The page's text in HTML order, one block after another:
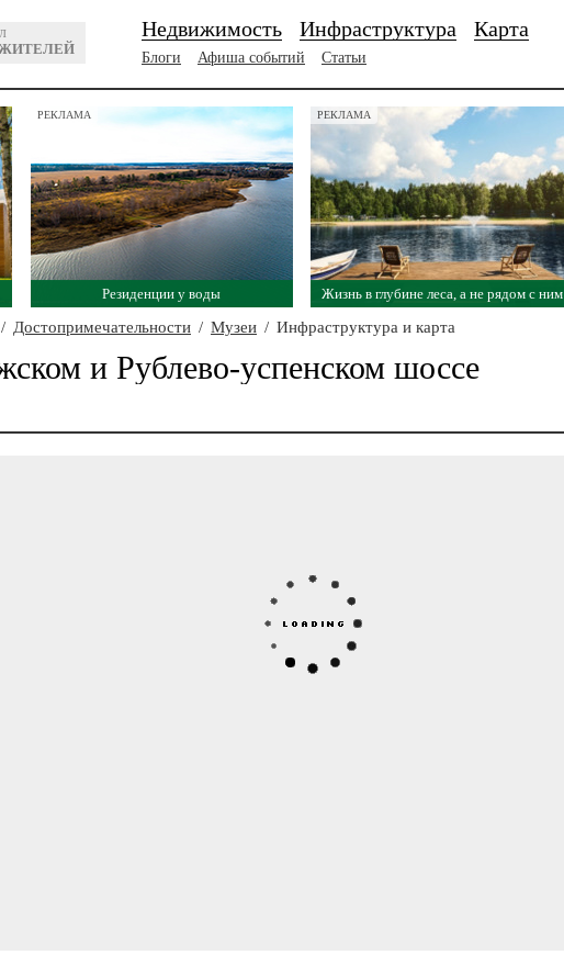
Недвижимость Инфраструктура Карта
Блоги Афиша событий Статьи
РЕКЛАМА
Резиденции у воды
РЕКЛАМА
Жизнь в глубине леса, а не рядом с ним
/ Достопримечательности / Музеи / Инфраструктура и карта
и Рублево-успенском шоссе